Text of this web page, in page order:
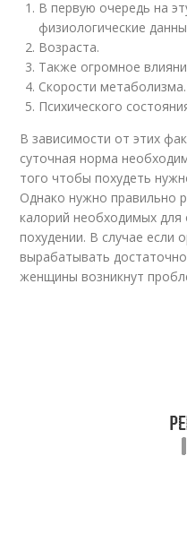
В первую очередь на
физиологические
Возраста.
Также огромное
Скорости метаболизма.
Психического
В зависимости от этих
суточная норма
того чтобы похудеть
Однако нужно правильно
калорий необходимых
похудении. В случае если
вырабатывать
женщины возникнут